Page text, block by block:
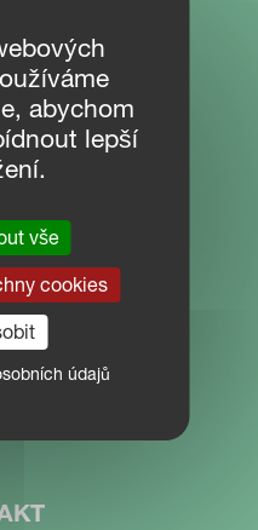
abychom
lepší
vše
cookies
údajů